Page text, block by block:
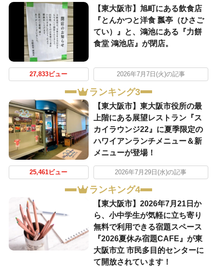
【東大阪市】旭町にある飲食店
『とんかつと洋食 瓢亭（ひさご
てい）』と、鴻池にある『力餅
食堂 鴻池店』が閉店。
27,833ビュー 2026年7月7日(火)の記事
ランキング3
【東大阪市】東大阪市役所の最
上階にある展望レストラン『ス
カイラウンジ22』に夏季限定の
ハワイアンランチメニュー＆新
メニューが登場！
25,461ビュー 2026年7月29日(水)の記事
ランキング4
【東大阪市】2026年7月21日か
ら、小中学生が気軽に立ち寄り
無料で利用できる宿題スペース
『2026夏休み宿題CAFE』が東
大阪市立 市民多目的センターに
て開放されています！